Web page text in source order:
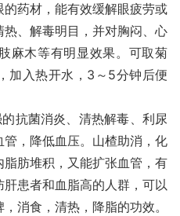
药材，能有效缓解眼疲劳或
、解毒明目，并对胸闷、心
麻木等有明显效果。可取菊
加入热开水，3～5分钟后便
抗菌消炎、清热解毒、利尿
，降低血压。山楂助消，化
肪堆积，又能扩张血管，有
患者和血脂高的人群，可以
消食，清热，降脂的功效。